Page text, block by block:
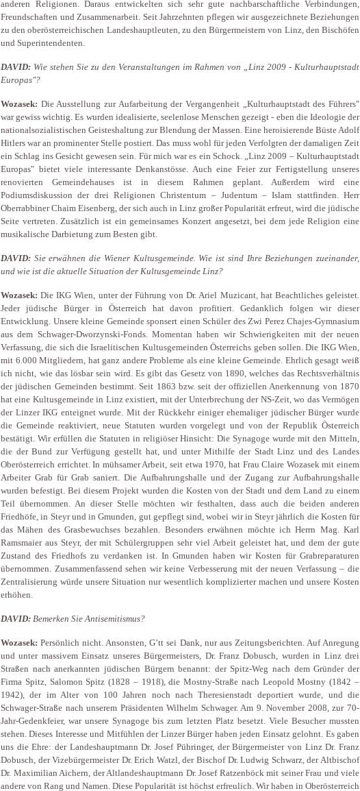
anderen Religionen. Daraus entwickelten sich sehr gute nachbarschaftliche Verbindungen,
Freundschaften und Zusammenarbeit. Seit Jahrzehnten pflegen wir ausgezeichnete Beziehungen
zu den oberösterreichischen Landeshauptleuten, zu den Bürgermeistern von Linz, den Bischöfen
und Superintendenten.
DAVID: Wie stehen Sie zu den Veranstaltungen im Rahmen von „Linz 2009 - Kulturhauptstadt
Europas"?
Wozasek: Die Ausstellung zur Aufarbeitung der Vergangenheit „Kulturhauptstadt des Führers"
war gewiss wichtig. Es wurden idealisierte, seelenlose Menschen gezeigt - eben die Ideologie der
nationalsozialistischen Geisteshaltung zur Blendung der Massen. Eine heroisierende Büste Adolf
Hitlers war an prominenter Stelle postiert. Das muss wohl für jeden Verfolgten der damaligen Zeit
ein Schlag ins Gesicht gewesen sein. Für mich war es ein Schock. „Linz 2009 – Kulturhauptstadt
Europas" bietet viele interessante Denkanstösse. Auch eine Feier zur Fertigstellung unseres
renovierten Gemeindehauses ist in diesem Rahmen geplant. Außerdem wird eine
Podiumsdiskussion der drei Religionen Christentum – Judentum – Islam stattfinden. Herr
Oberrabbiner Chaim Eisenberg, der sich auch in Linz großer Popularität erfreut, wird die jüdische
Seite vertreten. Zusätzlich ist ein gemeinsames Konzert angesetzt, bei dem jede Religion eine
musikalische Darbietung zum Besten gibt.
DAVID: Sie erwähnen die Wiener Kultusgemeinde. Wie ist sind Ihre Beziehungen zueinander,
und wie ist die aktuelle Situation der Kultusgemeinde Linz?
Wozasek: Die IKG Wien, unter der Führung von Dr. Ariel Muzicant, hat Beachtliches geleistet.
Jeder jüdische Bürger in Österreich hat davon profitiert. Gedanklich folgen wir dieser
Entwicklung. Unsere kleine Gemeinde sponsert einen Schüler des Zwi Perez Chajes-Gymnasium
aus dem Schwager-Dworzynski-Fonds. Momentan haben wir Schwierigkeiten mit der neuen
Verfassung, die sich die Israelitischen Kultusgemeinden Österreichs geben sollen. Die IKG Wien,
mit 6.000 Mitgliedern, hat ganz andere Probleme als eine kleine Gemeinde. Ehrlich gesagt weiß
ich nicht, wie das lösbar sein wird. Es gibt das Gesetz von 1890, welches das Rechtsverhältnis
der jüdischen Gemeinden bestimmt. Seit 1863 bzw. seit der offiziellen Anerkennung von 1870
hat eine Kultusgemeinde in Linz existiert, mit der Unterbrechung der NS-Zeit, wo das Vermögen
der Linzer IKG enteignet wurde. Mit der Rückkehr einiger ehemaliger jüdischer Bürger wurde
die Gemeinde reaktiviert, neue Statuten wurden vorgelegt und von der Republik Österreich
bestätigt. Wir erfüllen die Statuten in religiöser Hinsicht: Die Synagoge wurde mit den Mitteln,
die der Bund zur Verfügung gestellt hat, und unter Mithilfe der Stadt Linz und des Landes
Oberösterreich errichtet. In mühsamer Arbeit, seit etwa 1970, hat Frau Claire Wozasek mit einem
Arbeiter Grab für Grab saniert. Die Aufbahrungshalle und der Zugang zur Aufbahrungshalle
wurden befestigt. Bei diesem Projekt wurden die Kosten von der Stadt und dem Land zu einem
Teil übernommen. An dieser Stelle möchten wir festhalten, dass auch die beiden anderen
Friedhöfe, in Steyr und in Gmunden, gut gepflegt sind, wobei wir in Steyr jährlich die Kosten für
das Mähen des Grasbewuchses bezahlen. Besonders erwähnen möchte ich Herrn Mag. Karl
Ramsmaier aus Steyr, der mit Schülergruppen sehr viel Arbeit geleistet hat, und dem der gute
Zustand des Friedhofs zu verdanken ist. In Gmunden haben wir Kosten für Grabreparaturen
übernommen. Zusammenfassend sehen wir keine Verbesserung mit der neuen Verfassung – die
Zentralisierung würde unsere Situation nur wesentlich komplizierter machen und unsere Kosten
erhöhen.
DAVID: Bemerken Sie Antisemitismus?
Wozasek: Persönlich nicht. Ansonsten, G’tt sei Dank, nur aus Zeitungsberichten. Auf Anregung
und unter massivem Einsatz unseres Bürgermeisters, Dr. Franz Dobusch, wurden in Linz drei
Straßen nach anerkannten jüdischen Bürgern benannt: der Spitz-Weg nach dem Gründer der
Firma Spitz, Salomon Spitz (1828 – 1918), die Mostny-Straße nach Leopold Mostny (1842 –
1942), der im Alter von 100 Jahren noch nach Theresienstadt deportiert wurde, und die
Schwager-Straße nach unserem Präsidenten Wilhelm Schwager. Am 9. November 2008, zur 70-
Jahr-Gedenkfeier, war unsere Synagoge bis zum letzten Platz besetzt. Viele Besucher mussten
stehen. Dieses Interesse und Mitfühlen der Linzer Bürger haben jeden Einsatz gelohnt. Es gaben
uns die Ehre: der Landeshauptmann Dr. Josef Pühringer, der Bürgermeister von Linz Dr. Franz
Dobusch, der Vizebürgermeister Dr. Erich Watzl, der Bischof Dr. Ludwig Schwarz, der Altbischof
Dr. Maximilian Aichern, der Altlandeshauptmann Dr. Josef Ratzenböck mit seiner Frau und viele
andere von Rang und Namen. Diese Popularität ist höchst erfreulich. Wir haben in Oberösterreich